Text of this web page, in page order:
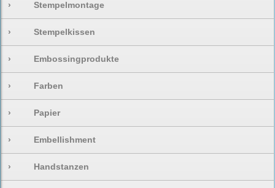
› Stempelmontage
› Stempelkissen
› Embossingprodukte
› Farben
› Papier
› Embellishment
› Handstanzen